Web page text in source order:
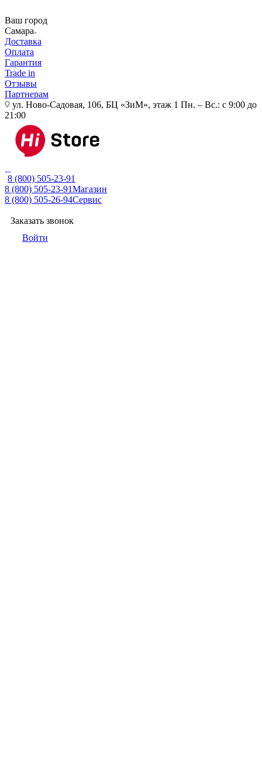
Ваш город
Самара
Доставка
Оплата
Гарантия
Trade in
Отзывы
Партнерам
ул. Ново-Садовая, 106, БЦ «ЗиМ», этаж 1 Пн. – Вс.: с 9:00 до
21:00
8 (800) 505-23-91
8 (800) 505-23-91Магазин
8 (800) 505-26-94Сервис
Заказать звонок
Войти